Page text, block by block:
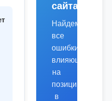
сайта
Найдем
все
ошибки,
влияющие
на
позиции
в